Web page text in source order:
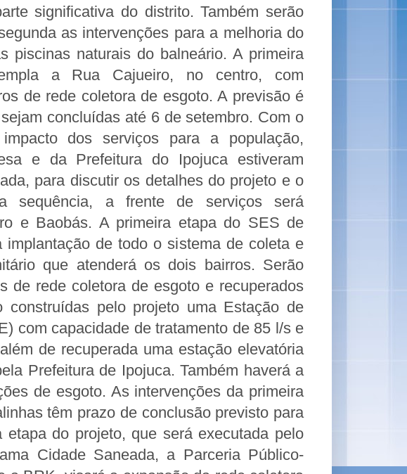
significativa do distrito. Também serão
as intervenções para a melhoria do
piscinas naturais do balneário. A primeira
a Rua Cajueiro, no centro, com
de rede coletora de esgoto. A previsão é
concluídas até 6 de setembro. Com o
dos serviços para a população,
e da Prefeitura do Ipojuca estiveram
para discutir os detalhes do projeto e o
sequência, a frente de serviços será
e Baobás. A primeira etapa do SES de
de todo o sistema de coleta e
que atenderá os dois bairros. Serão
de rede coletora de esgoto e recuperados
construídas pelo projeto uma Estação de
com capacidade de tratamento de 85 l/s e
de recuperada uma estação elevatória
Prefeitura de Ipojuca. Também haverá a
de esgoto. As intervenções da primeira
têm prazo de conclusão previsto para
etapa do projeto, que será executada pelo
Cidade Saneada, a Parceria Público-